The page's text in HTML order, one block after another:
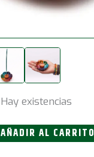
Hay existencias
AÑADIR AL CARRITO